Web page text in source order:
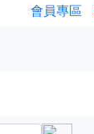
會員專區